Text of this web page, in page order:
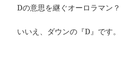
Dの意思を継ぐオーロラマン？
いいえ、ダウンの『D』です。